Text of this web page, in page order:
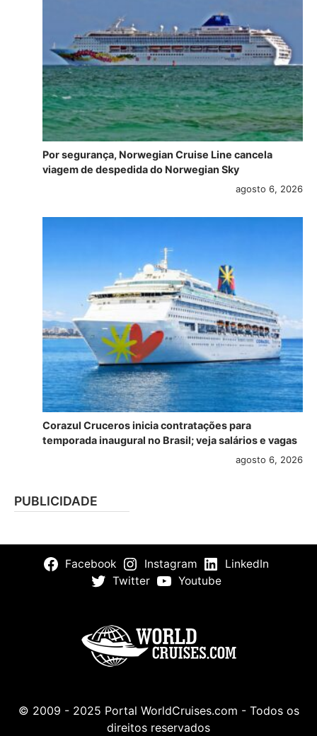
Por segurança, Norwegian Cruise Line cancela
viagem de despedida do Norwegian Sky
agosto 6, 2026
Corazul Cruceros inicia contratações para
temporada inaugural no Brasil; veja salários e vagas
agosto 6, 2026
PUBLICIDADE
Facebook Instagram
LinkedIn
Twitter
Youtube
© 2009 - 2025 Portal WorldCruises.com - Todos os
direitos reservados